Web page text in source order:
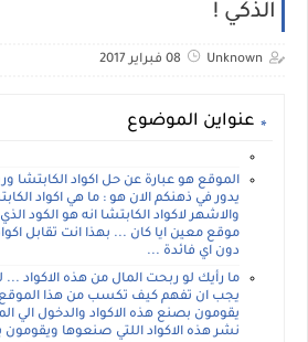
الذكي !
Unknown 08 فبراير 2017
عنواين الموضوع
الموقع هو عبارة عن حل اكواد الكابتشا
يدور في ذهنكم الان هو : ما هي اكواد
والاشهر لاكواد الكابتشا انه هو الكود
موقع معين ايا كان ... بهذا انت تقابل
دون اي فائدة ...
ما رأيك لو ربحت المال من هذه الاكواد
يجب ان تفهم كيف تكسب من هذا
يقومون بصنع هذه الاكواد والدخول الي
نشر هذه الاكواد اللتي صنعوها ويقومون